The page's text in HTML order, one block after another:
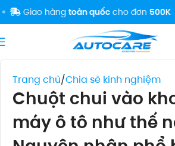
hàngtoàn quốccho đơn500K
Trang chủ Chia sẻ kinh nghiệm
Chuột chui vào
máy ô tô như thế